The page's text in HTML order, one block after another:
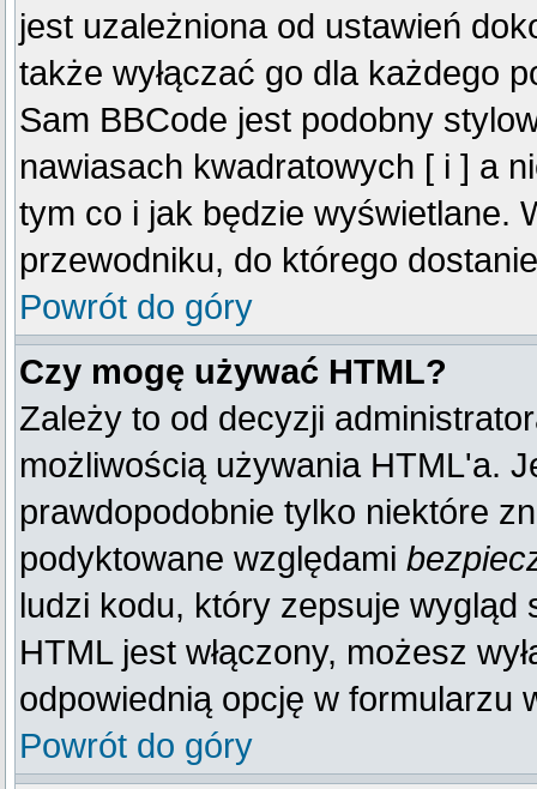
jest uzależniona od ustawień
także wyłączać go dla każdego
Sam BBCode jest podobny
nawiasach kwadratowych [ i ] a
tym co i jak będzie wyświetlane.
przewodniku, do którego
Powrót do góry
Czy mogę używać HTML?
Zależy to od decyzji
możliwością używania HTML'a.
prawdopodobnie tylko niektóre
podyktowane względami
ludzi kodu, który zepsuje wygląd
HTML jest włączony, możesz
odpowiednią opcję w formularzu
Powrót do góry